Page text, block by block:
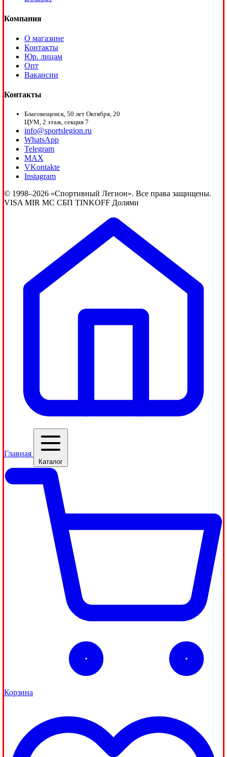
Компания
О магазине
Контакты
Юр. лицам
Опт
Вакансии
Контакты
Благовещенск, 50 лет Октября, 20
ЦУМ, 2 этаж, секция 7
info@sportslegion.ru
WhatsApp
Telegram
MAX
VKontakte
Instagram
© 1998–2026 «Спортивный Легион». Все права защищены.
VISA MIR MC СБП TINKOFF Долями
Главная
Каталог
Корзина